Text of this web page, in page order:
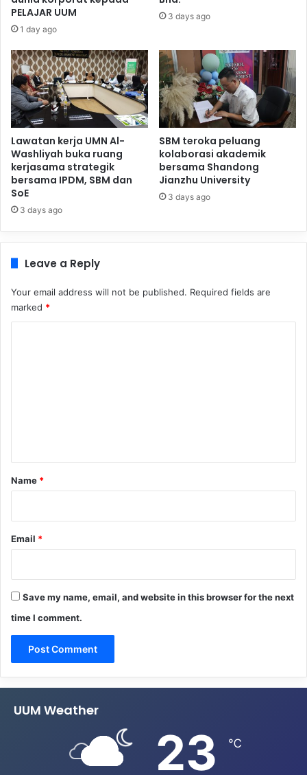
PELAJAR UUM
1 day ago
3 days ago
Lawatan kerja UMN Al-
Washliyah buka ruang
kerjasama strategik
bersama IPDM, SBM dan
SoE
3 days ago
SBM teroka peluang
kolaborasi akademik
bersama Shandong
Jianzhu University
3 days ago
Leave a Reply
Your email address will not be published. Required fields are
marked *
*
Name *
Email *
Save my name, email, and website in this browser for the next
time I comment.
UUM Weather
23 ℃